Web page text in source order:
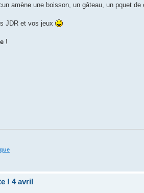
amène une boisson, un gâteau, un pquet de
JDR et vos jeux
!
! 4 avril